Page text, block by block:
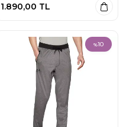
1.890,00 TL
%10